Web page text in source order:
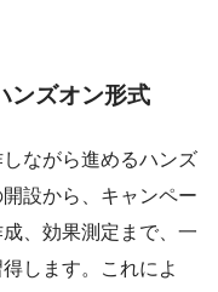
ンズオン形式
ながら進めるハンズ
設から、キャンペー
、効果測定まで、一
します。これによ